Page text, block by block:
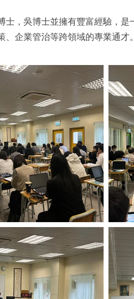
，吳博士並擁有豐富經驗，
企業管治等跨領域的專業通才。